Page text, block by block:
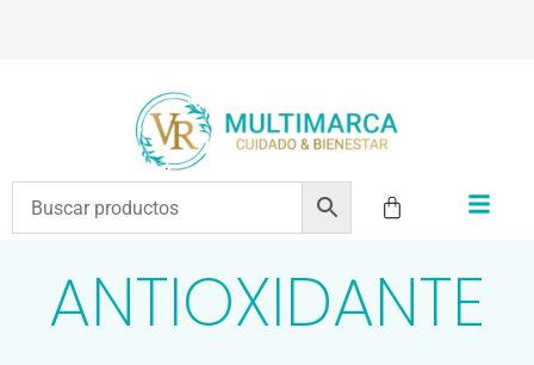
ENVÍOS A TODO EL PAÍS | RECIBIMOS TODOS LOS MEDIOS DE PAGO
ANTIOXIDANTE